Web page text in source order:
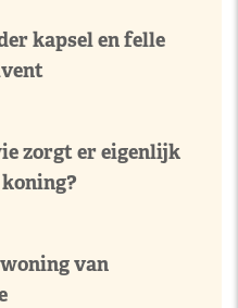
kapsel en felle
zorgt er eigenlijk
van